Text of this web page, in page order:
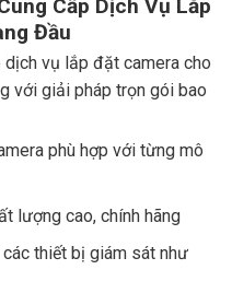
Cấp Dịch Vụ Lắp
Đầu
dịch vụ lắp đặt camera cho
với giải pháp trọn gói bao
phù hợp với từng mô
lượng cao, chính hãng
thiết bị giám sát như